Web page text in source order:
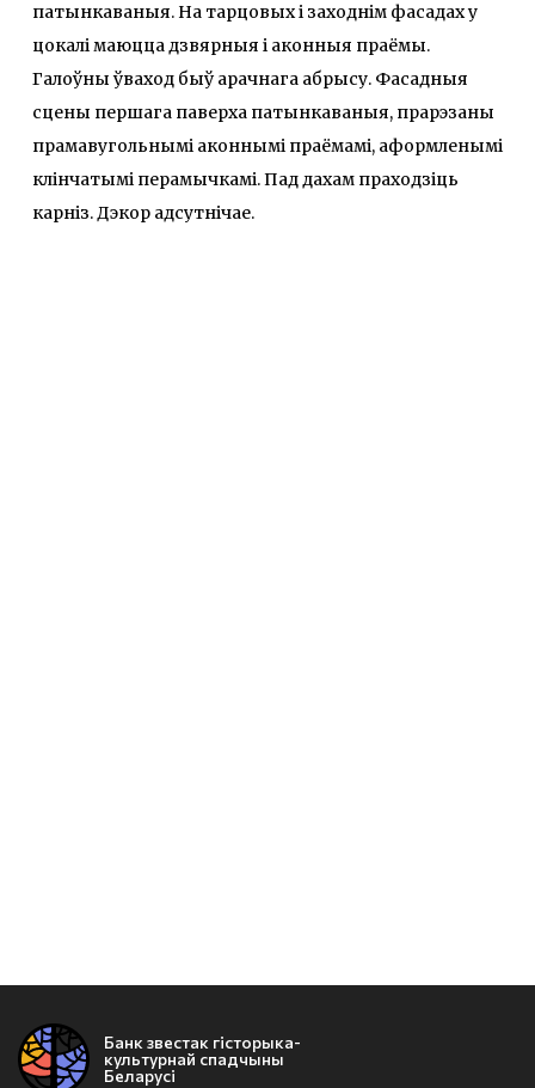
патынкаваныя. На тарцовых і заходнім фасадах у
цокалі маюцца дзвярныя і аконныя праёмы.
Галоўны ўваход быў арачнага абрысу. Фасадныя
сцены першага паверха патынкаваныя, прарэзаны
прамавугольнымі аконнымі праёмамі, аформленымі
клінчатымі перамычкамі. Пад дахам праходзіць
карніз. Дэкор адсутнічае.
Банк звестак гісторыка-
культурнай спадчыны
Беларусі